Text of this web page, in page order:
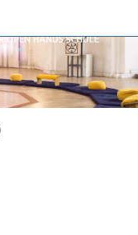
UND
OPEN HANDS SCHULE